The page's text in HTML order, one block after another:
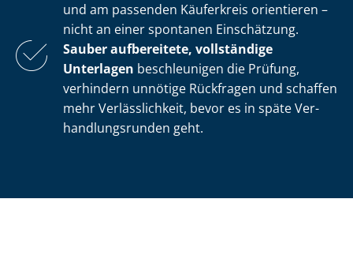
und am passenden Käuferkreis orientieren –
nicht an einer spontanen Einschätzung.
Sauber aufbereitete, vollständige
Unterlagen beschleunigen die Prüfung,
verhindern unnötige Rückfragen und schaffen
mehr Verlässlichkeit, bevor es in späte Ver­
hand­lungs­run­den geht.